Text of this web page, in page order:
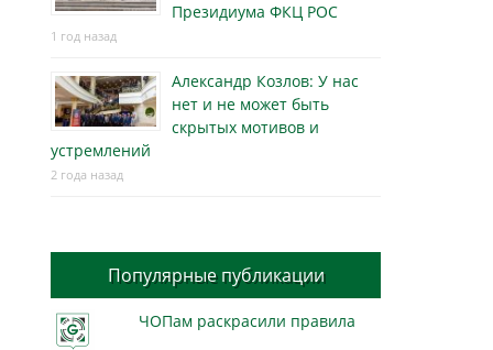
Президиума ФКЦ РОС
1 год назад
Александр Козлов: У нас
нет и не может быть
скрытых мотивов и
устремлений
2 года назад
Популярные публикации
ЧОПам раскрасили правила